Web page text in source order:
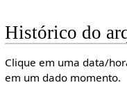
Histórico do
Clique em uma data/
em um dado momento.